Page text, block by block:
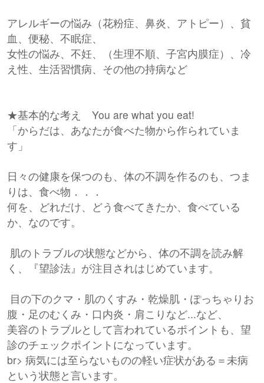
アレルギーの悩み（花粉症、鼻炎、アトピー）、貧
血、便秘、不眠症、
女性の悩み、不妊、（生理不順、子宮内膜症）、冷
え性、生活習慣病、その他の持病など
★基本的な考え You are what you eat!
「からだは、あなたが食べた物から作られていま
す」
日々の健康を保つのも、体の不調を作るのも、つま
りは、食べ物．．．
何を、どれだけ、どう食べてきたか、食べている
か、なのです。
肌のトラブルの状態などから、体の不調を読み解
く、『望診法』が注目されはじめています。
目の下のクマ・肌のくすみ・乾燥肌・ぽっちゃりお
腹・足のむくみ・口内炎・肩こりなど...など、
美容のトラブルとして言われているポイントも、望
診のチェックポイントになっています。
br> 病気には至らないものの軽い症状がある＝未病
という状態と言います。